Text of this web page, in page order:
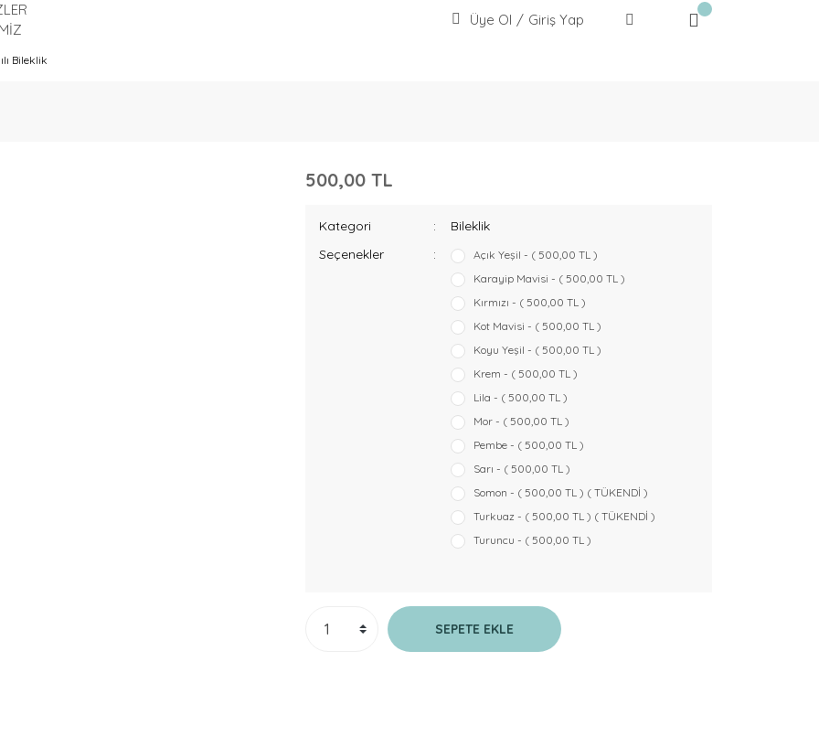
Üye Ol / Giriş Yap
Bileklik
500,00 TL
Kategori
Bileklik
Seçenekler
Açık Yeşil - ( 500,00 TL )
Karayip Mavisi - ( 500,00 TL )
Kırmızı - ( 500,00 TL )
Kot Mavisi - ( 500,00 TL )
Koyu Yeşil - ( 500,00 TL )
Krem - ( 500,00 TL )
Lila - ( 500,00 TL )
Mor - ( 500,00 TL )
Pembe - ( 500,00 TL )
Sarı - ( 500,00 TL )
Somon - ( 500,00 TL ) ( TÜKENDİ )
Turkuaz - ( 500,00 TL ) ( TÜKENDİ )
Turuncu - ( 500,00 TL )
SEPETE EKLE